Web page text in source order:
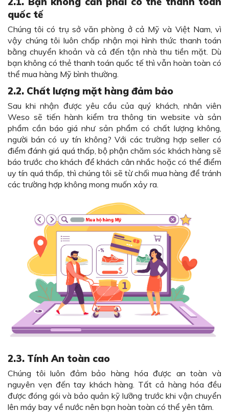
quốc tế
Chúng tôi có trụ sở văn phòng ở cả Mỹ và Việt Nam, vì
vậy chúng tôi luôn chấp nhận mọi hình thức thanh toán
bằng chuyển khoản và cả đến tận nhà thu tiền mặt. Dù
bạn không có thẻ thanh toán quốc tế thì vẫn hoàn toàn có
thể mua hàng Mỹ bình thường.
2.2. Chất lượng mặt hàng đảm bảo
Sau khi nhận được yêu cầu của quý khách, nhân viên
Weso sẽ tiến hành kiểm tra thông tin website và sản
phẩm cần báo giá như sản phẩm có chất lượng không,
người bán có uy tín không? Với các trường hợp seller có
điểm đánh giá quá thấp, bộ phận chăm sóc khách hàng sẽ
báo trước cho khách để khách cân nhắc hoặc có thể điểm
uy tín quá thấp, thì chúng tôi sẽ từ chối mua hàng để tránh
các trường hợp không mong muốn xảy ra.
2.3. Tính An toàn cao
Chúng tôi luôn đảm bảo hàng hóa được an toàn và
nguyên vẹn đến tay khách hàng. Tất cả hàng hóa đều
được đóng gói và bảo quản kỹ lưỡng trước khi vận chuyển
lên máy bay về nước nên bạn hoàn toàn có thể yên tâm.